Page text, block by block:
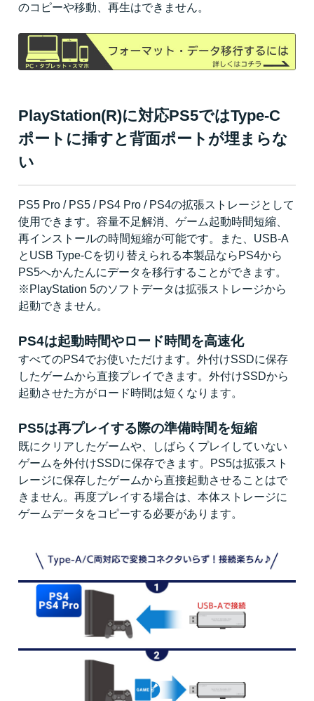
のコピーや移動、再生はできません。
PlayStation(R)に対応PS5ではType-C
ポートに挿すと背面ポートが埋まらな
い
PS5 Pro / PS5 / PS4 Pro / PS4の拡張ストレージとして
使用できます。容量不足解消、ゲーム起動時間短縮、
再インストールの時間短縮が可能です。また、USB-A
とUSB Type-Cを切り替えられる本製品ならPS4から
PS5へかんたんにデータを移行することができます。
※PlayStation 5のソフトデータは拡張ストレージから
起動できません。
PS4は起動時間やロード時間を高速化
すべてのPS4でお使いただけます。外付けSSDに保存
したゲームから直接プレイできます。外付けSSDから
起動させた方がロード時間は短くなります。
PS5は再プレイする際の準備時間を短縮
既にクリアしたゲームや、しばらくプレイしていない
ゲームを外付けSSDに保存できます。PS5は拡張スト
レージに保存したゲームから直接起動させることはで
きません。再度プレイする場合は、本体ストレージに
ゲームデータをコピーする必要があります。